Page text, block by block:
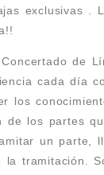
exclusivas .
de
cada día
los
de los partes
un parte,
la tramitación.